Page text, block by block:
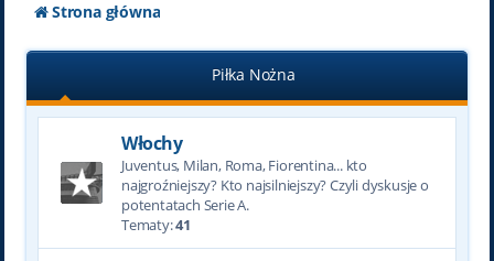
Strona główna
Piłka Nożna
Włochy
Juventus, Milan, Roma, Fiorentina... kto
najgroźniejszy? Kto najsilniejszy? Czyli dyskusje o
potentatach Serie A.
Tematy:41